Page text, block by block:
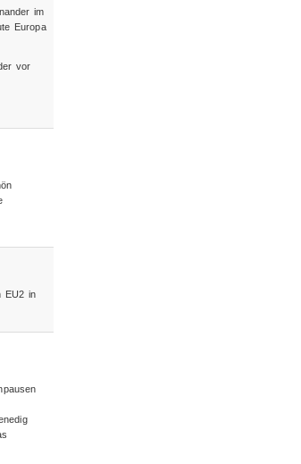
im
Europa
vor
EU2 in